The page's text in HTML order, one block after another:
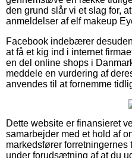
den grund slår vi et slag for,
anmeldelser af elf makeup
Facebook indebærer
at få et kig ind i internet
en del online shops i
meddele en vurdering af
anvendes til at fornemme
Dette website er finansieret
samarbejder med et hold af
markedsfører
under forudsætning af at du